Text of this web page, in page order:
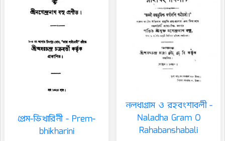
প্রেম-ভিখারিনী - Prem-
bhikharini
নলধাগ্রাম ও রহবংশাবলী -
Naladha Gram O
Rahabanshabali